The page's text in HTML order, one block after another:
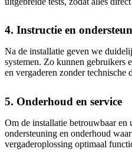
4. Instructie en
Na de installatie geven we
systemen. Zo kunnen gebruikers
en vergaderen zonder technische
5. Onderhoud en service
Om de installatie betrouwbaar en
ondersteuning en onderhoud
vergaderoplossing optimaal